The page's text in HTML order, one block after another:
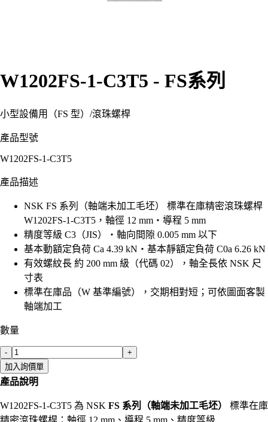
W1202FS-1-C3T5 - FS系列
小型設備用（FS 型） /滾珠螺桿
產品型號
W1202FS-1-C3T5
產品描述
NSK FS 系列（軸端未加工毛坯） 標準在庫精密滾珠螺桿
W1202FS-1-C3T5，軸徑 12 mm・導程 5 mm
精度等級 C3（JIS）・軸向間隙 0.005 mm 以下
基本動額定負荷 Ca 4.39 kN・基本靜額定負荷 C0a 6.26 kN
有效螺紋長 約 200 mm 級（代碼 02），軸全長依 NSK 尺
寸表
標準在庫品（W 基準編號），交期相對短；可依圖面客製
軸端加工
數量
-
+
加入詢價單
產品說明
W1202FS-1-C3T5 為 NSK FS 系列（軸端未加工毛坯）
標準在庫
精密滾珠螺桿：軸徑 12 mm、導程 5 mm、精度等級